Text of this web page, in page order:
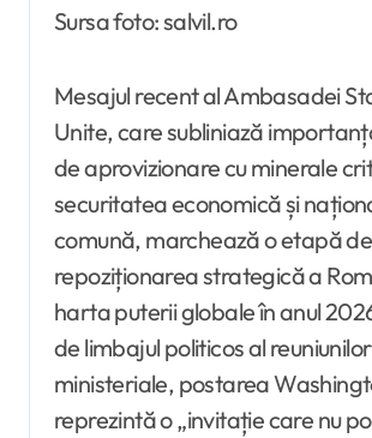
Sursa foto: salvil.ro
Mesajul recent al Ambasadei
Unite, care subliniază
de aprovizionare cu minerale
securitatea economică și
comună, marchează o etapă
repoziționarea strategică a
harta puterii globale în anul
de limbajul politicos al reuniunilor
ministeriale, postarea
reprezintă o „invitație care nu